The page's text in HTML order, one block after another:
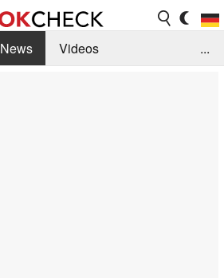
News
Videos
...